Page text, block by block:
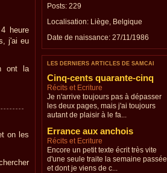
heure
j'ai eu
ont la
on les
Posts: 229
Localisation: Liège, Belgique
Date de naissance: 27/11/1986
LES DERNIERS ARTICLES DE SAMCAI
Cinq-cents quarante-cinq
Récits et Ecriture
Je n'arrive toujours pas à dépasser
les deux pages, mais j'ai toujours
autant de plaisir à le fa...
Errance aux anchois
Récits et Ecriture
Encore un petit texte écrit très vite
d'une seule traite la semaine passée
et dont je viens de c...